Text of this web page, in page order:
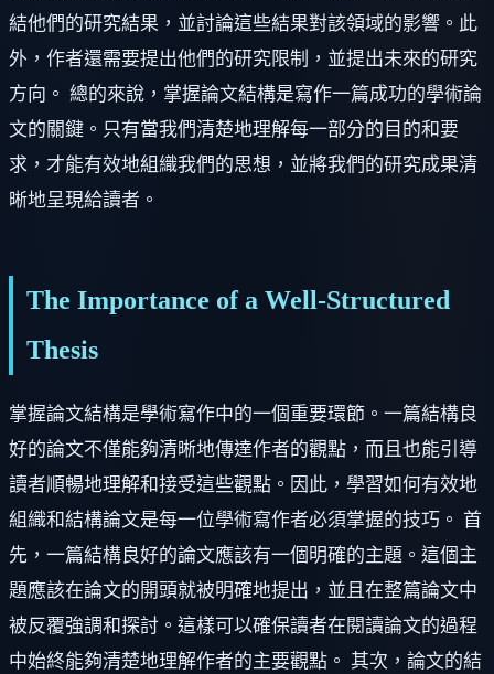
結他們的研究結果，並討論這些結果對該領域的影響。此
外，作者還需要提出他們的研究限制，並提出未來的研究
方向。 總的來說，掌握論文結構是寫作一篇成功的學術論
文的關鍵。只有當我們清楚地理解每一部分的目的和要
求，才能有效地組織我們的思想，並將我們的研究成果清
晰地呈現給讀者。
The Importance of a Well-Structured
Thesis
掌握論文結構是學術寫作中的一個重要環節。一篇結構良
好的論文不僅能夠清晰地傳達作者的觀點，而且也能引導
讀者順暢地理解和接受這些觀點。因此，學習如何有效地
組織和結構論文是每一位學術寫作者必須掌握的技巧。 首
先，一篇結構良好的論文應該有一個明確的主題。這個主
題應該在論文的開頭就被明確地提出，並且在整篇論文中
被反覆強調和探討。這樣可以確保讀者在閱讀論文的過程
中始終能夠清楚地理解作者的主要觀點。 其次，論文的結